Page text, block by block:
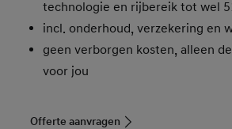
technologie en rijbereik tot wel
incl. onderhoud, verzekering en
geen verborgen kosten, alleen
voor jou
Offerte aanvragen